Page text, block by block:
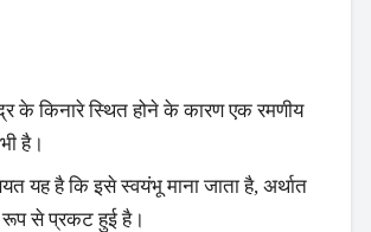
के किनारे स्थित होने के कारण एक रमणीय
है।
यह है कि इसे स्वयंभू माना जाता है, अर्थात
रूप से प्रकट हुई है।